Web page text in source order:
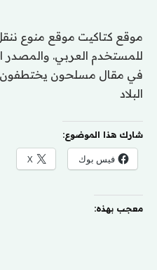
موقع كتاكيت موقع منوع
للمستخدم العربي. والمصدر
في مقال مسلحون يختطفون
البلاد
شارك هذا الموضوع:
فيس بوك X
معجب بهذه: